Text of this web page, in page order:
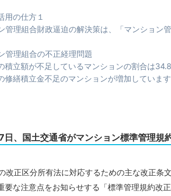
用の仕方１
管理組合財政逼迫の解決策は、「マンション
管理組合の不正経理問題
積立額が不足しているマンションの割合は
修繕積立金不足のマンションが増加しています
、国土交通省がマンション標準管理規約
改正区分所有法に対応するための主な改正条
要な注意点をお知らせする「標準管理規約改